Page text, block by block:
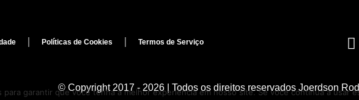
Políticas de Cookies Termos de Serviço
© Copyright 2017 - 2026 | Todos os direitos reservados Joerdson
para garantir que você tenha a melhor experiência em nosso site. Se você continua a usar